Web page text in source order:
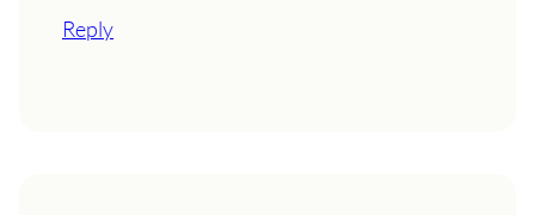
Reply